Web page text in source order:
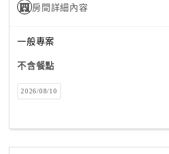
查
訂
房
Q&A
房間詳細內容
一般專案
不含餐點
2026/08/10